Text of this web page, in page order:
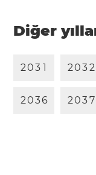
Diğer
203 1 2032
2036 2037